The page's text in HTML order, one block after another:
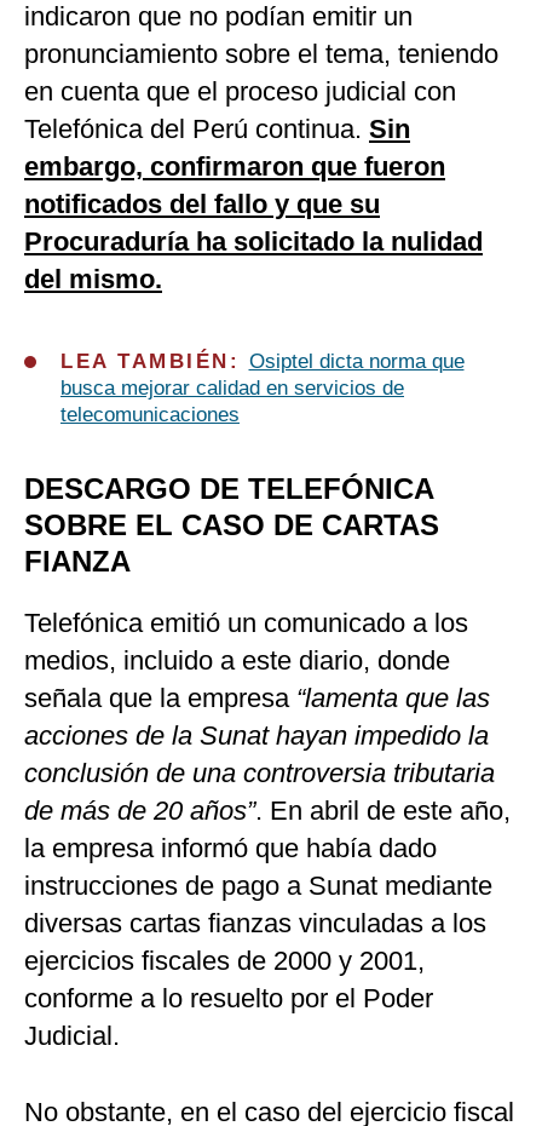
indicaron que no podían emitir un
pronunciamiento sobre el tema, teniendo
en cuenta que el proceso judicial con
Telefónica del Perú continua. Sin
embargo, confirmaron que fueron
notificados del fallo y que su
Procuraduría ha solicitado la nulidad
del mismo.
LEA TAMBIÉN: Osiptel dicta norma que
busca mejorar calidad en servicios de
telecomunicaciones
DESCARGO DE TELEFÓNICA
SOBRE EL CASO DE CARTAS
FIANZA
Telefónica emitió un comunicado a los
medios, incluido a este diario, donde
señala que la empresa “lamenta que las
acciones de la Sunat hayan impedido la
conclusión de una controversia tributaria
de más de 20 años”. En abril de este año,
la empresa informó que había dado
instrucciones de pago a Sunat mediante
diversas cartas fianzas vinculadas a los
ejercicios fiscales de 2000 y 2001,
conforme a lo resuelto por el Poder
Judicial.
No obstante, en el caso del ejercicio fiscal